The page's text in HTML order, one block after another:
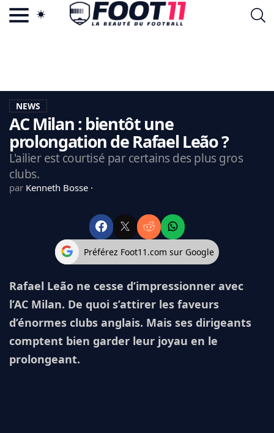
LA CHARTE
VIE PRIVÉE
CGU
CONTACTEZ-NOUS
FC BARCELONE
MANCHESTER UNITED
CHELSEA
BAYERN
L'AVIS DE LA RÉDAC'
NEWS
AC Milan : bientôt une
prolongation de Rafael Leão ?
L'ailier est courtisé par certains des plus gros
clubs.
par Kenneth Bosse
Préférez Foot11.com sur Google
Rafael Leão ne cesse d’impressionner avec
l’AC Milan. De quoi s’attirer les faveurs
d’énormes clubs anglais. Mais ses dirigeants
comptent bien garder leur joyau en le
prolongeant.